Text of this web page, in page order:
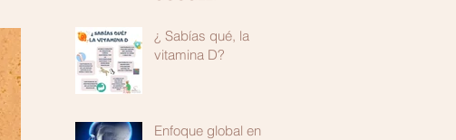
¿ Sabías qué, la
vitamina D?
Enfoque global en